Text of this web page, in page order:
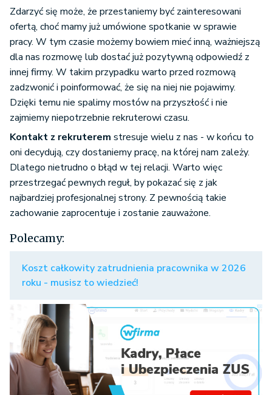
Zdarzyć się może, że przestaniemy być zainteresowani
ofertą, choć mamy już umówione spotkanie w sprawie
pracy. W tym czasie możemy bowiem mieć inną, ważniejszą
dla nas rozmowę lub dostać już pozytywną odpowiedź z
innej firmy. W takim przypadku warto przed rozmową
zadzwonić i poinformować, że się na niej nie pojawimy.
Dzięki temu nie spalimy mostów na przyszłość i nie
zajmiemy niepotrzebnie rekruterowi czasu.
Kontakt z rekruterem stresuje wielu z nas - w końcu to
oni decydują, czy dostaniemy pracę, na której nam zależy.
Dlatego nietrudno o błąd w tej relacji. Warto więc
przestrzegać pewnych reguł, by pokazać się z jak
najbardziej profesjonalnej strony. Z pewnością takie
zachowanie zaprocentuje i zostanie zauważone.
Polecamy:
Koszt całkowity zatrudnienia pracownika w 2026
roku - musisz to wiedzieć!